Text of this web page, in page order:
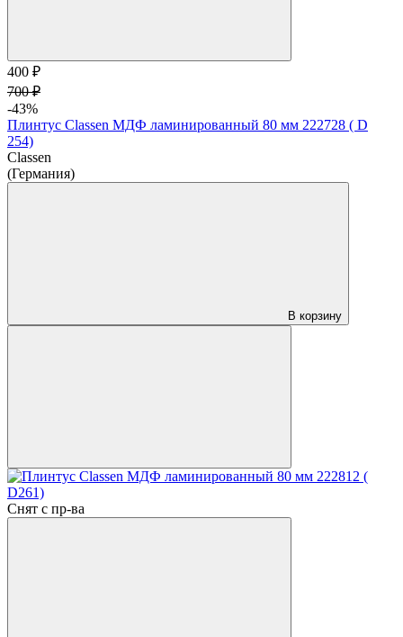
400 ₽
700 ₽
-43%
Плинтус Classen МДФ ламинированный 80 мм 222728 ( D
254)
Classen
(Германия)
В корзину
Снят с пр-ва